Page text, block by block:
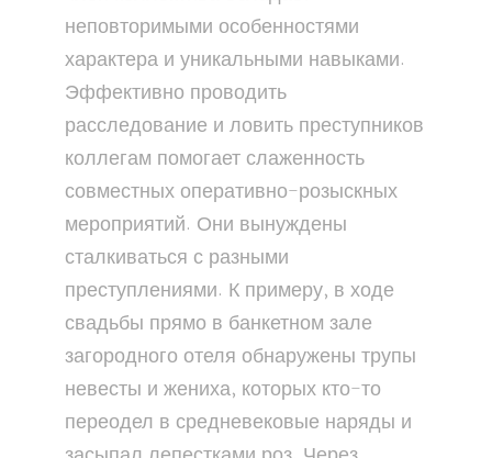
неповторимыми особенностями
характера и уникальными навыками.
Эффективно проводить
расследование и ловить преступников
коллегам помогает слаженность
совместных оперативно-розыскных
мероприятий. Они вынуждены
сталкиваться с разными
преступлениями. К примеру, в ходе
свадьбы прямо в банкетном зале
загородного отеля обнаружены трупы
невесты и жениха, которых кто-то
переодел в средневековые наряды и